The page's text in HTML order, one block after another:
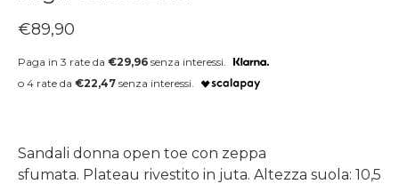
Prezzo regolare
€89,90
Paga in 3 rate da €29,96 senza interessi.
o 4 rate da €22,47 senza interessi.
Sandali donna open toe con zeppa
sfumata. Plateau rivestito in juta. Altezza suola: 10,5